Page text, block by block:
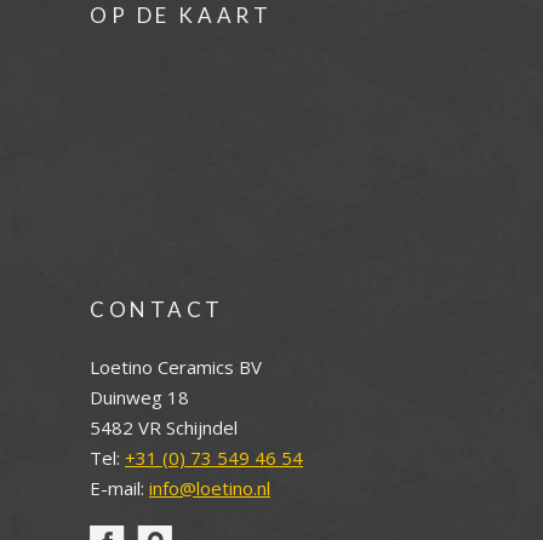
OP DE KAART
CONTACT
Loetino Ceramics BV
Duinweg 18
5482 VR Schijndel
Tel: +31 (0) 73 549 46 54
E-mail: info@loetino.nl